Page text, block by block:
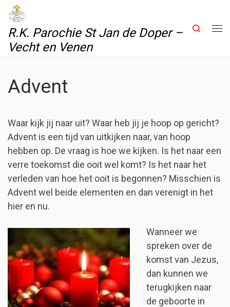
Skip to content
R.K. Parochie St Jan de Doper –
Vecht en Venen
Search
Advent
Waar kijk jij naar uit? Waar heb jij je hoop op gericht?
Advent is een tijd van uitkijken naar, van hoop
hebben op. De vraag is hoe we kijken. Is het naar een
verre toekomst die ooit wel komt? Is het naar het
verleden van hoe het ooit is begonnen? Misschien is
Advent wel beide elementen en dan verenigt in het
hier en nu.
Wanneer we
spreken over de
komst van Jezus,
dan kunnen we
terugkijken naar
de geboorte in